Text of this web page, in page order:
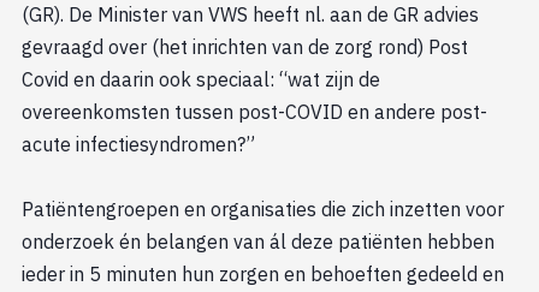
(GR). De Minister van VWS heeft nl. aan de GR advies
gevraagd over (het inrichten van de zorg rond) Post
Covid en daarin ook speciaal: “wat zijn de
overeenkomsten tussen post-COVID en andere post-
acute infectiesyndromen?”
Patiëntengroepen en organisaties die zich inzetten voor
onderzoek én belangen van ál deze patiënten hebben
ieder in 5 minuten hun zorgen en behoeften gedeeld en